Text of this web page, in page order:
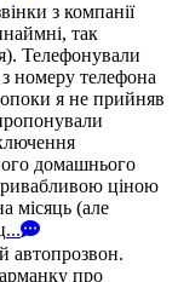
з компанії
так
Телефонували
з номеру телефона
я не прийняв
домашнього
ціною
місяць (але
...
автопрозвон.
про